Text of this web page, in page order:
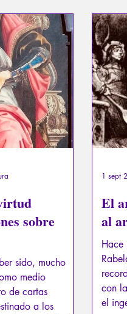
en la norma,
de la
puedo saber?
me está
sobre
sido, mucho
medio
de cartas
a los
El
al
Hace
con
el
1 sept